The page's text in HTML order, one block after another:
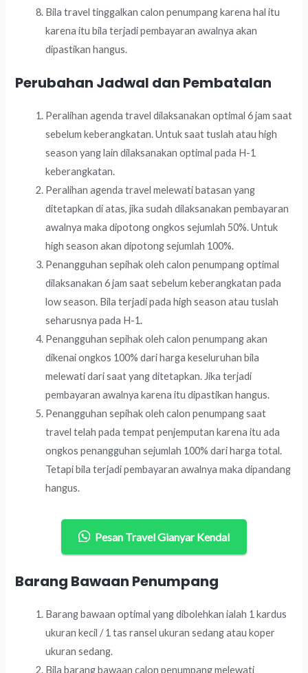
Bila travel tinggalkan calon penumpang karena hal itu
karena itu bila terjadi pembayaran awalnya akan
dipastikan hangus.
Perubahan Jadwal dan Pembatalan
Peralihan agenda travel dilaksanakan optimal 6 jam saat
sebelum keberangkatan. Untuk saat tuslah atau high
season yang lain dilaksanakan optimal pada H-1
keberangkatan.
Peralihan agenda travel melewati batasan yang
ditetapkan di atas, jika sudah dilaksanakan pembayaran
awalnya maka dipotong ongkos sejumlah 50%. Untuk
high season akan dipotong sejumlah 100%.
Penangguhan sepihak oleh calon penumpang optimal
dilaksanakan 6 jam saat sebelum keberangkatan pada
low season. Bila terjadi pada high season atau tuslah
seharusnya pada H-1.
Penangguhan sepihak oleh calon penumpang akan
dikenai ongkos 100% dari harga keseluruhan bila
melewati dari saat yang ditetapkan. Jika terjadi
pembayaran awalnya karena itu dipastikan hangus.
Penangguhan sepihak oleh calon penumpang saat
travel telah pada tempat penjemputan karena itu ada
ongkos penangguhan sejumlah 100% dari harga total.
Tetapi bila terjadi pembayaran awalnya maka dipandang
hangus.
Pesan Travel Gianyar Kendal
Barang Bawaan Penumpang
Barang bawaan optimal yang dibolehkan ialah 1 kardus
ukuran kecil / 1 tas ransel ukuran sedang atau koper
ukuran sedang.
Bila barang bawaan calon penumpang melewati